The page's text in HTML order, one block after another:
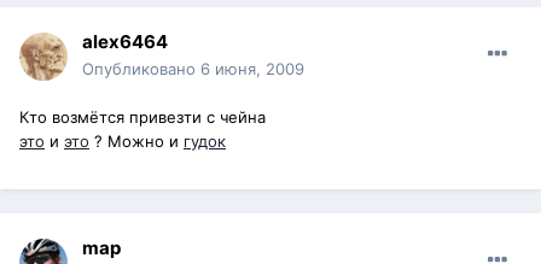
alex6464
Опубликовано 6 июня, 2009
Кто возмётся привезти с чейна
это и это ? Можно и гудок
map